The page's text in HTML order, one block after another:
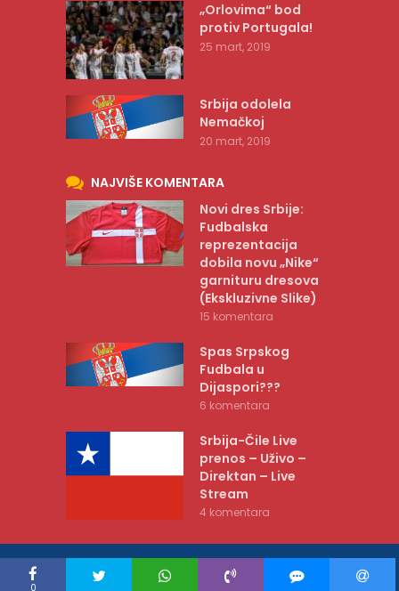
„Orlovima“ bod
protiv Portugala!
25 mart, 2019
Srbija odolela
Nemačkoj
20 mart, 2019
NAJVIŠE KOMENTARA
Novi dres Srbije:
Fudbalska
reprezentacija
dobila novu „Nike“
garnituru dresova
(Ekskluzivne Slike)
15 komentara
Spas Srpskog
Fudbala u
Dijaspori???
6 komentara
Srbija-Čile Live
prenos – Uživo –
Direktan – Live
Stream
4 komentara
COPYRIGHT © BELIORLOVI.RS 2010-2026 |
POLITIKA PRIVATNOSTI
0